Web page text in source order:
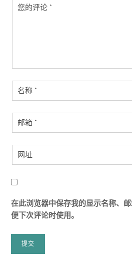
在此浏览器中保存我的显示名称、
便下次评论时使用。